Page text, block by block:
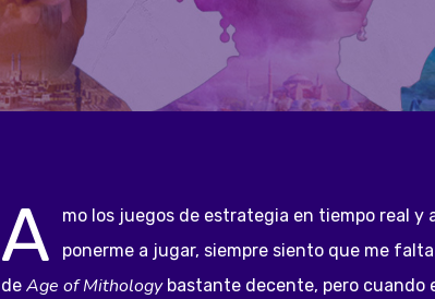
A
mo los juegos de estrategia en tiempo real y
ponerme a jugar, siempre siento que me
deAge of Mithologybastante decente, pero cuando